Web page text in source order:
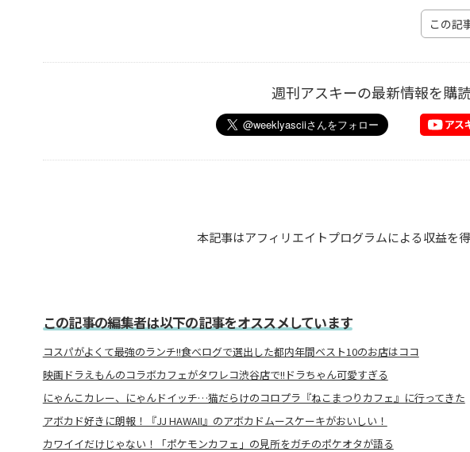
この記
週刊アスキーの最新情報を購
本記事はアフィリエイトプログラムによる収益を
この記事の編集者は以下の記事をオススメしています
コスパがよくて最強のランチ!!食べログで選出した都内年間ベスト10のお店はココ
映画ドラえもんのコラボカフェがタワレコ渋谷店で!!ドラちゃん可愛すぎる
にゃんこカレー、にゃんドイッチ…猫だらけのコロプラ『ねこまつりカフェ』に行ってきた
アボカド好きに朗報！『JJ HAWAII』のアボカドムースケーキがおいしい！
カワイイだけじゃない！「ポケモンカフェ」の見所をガチのポケオタが語る